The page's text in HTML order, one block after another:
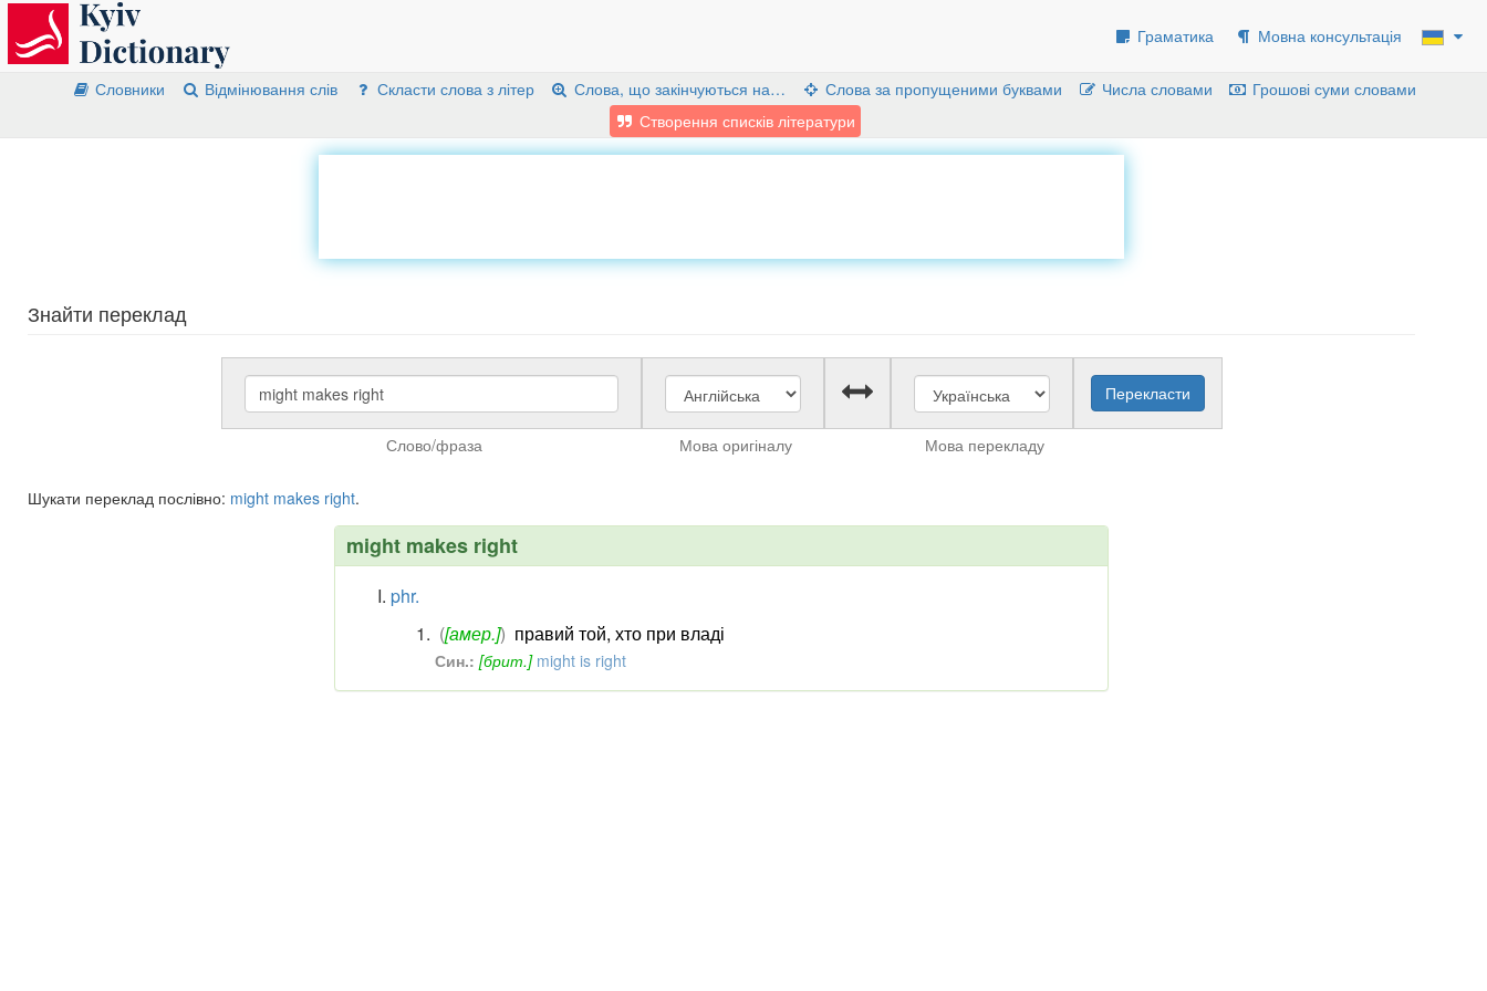
Граматика Мовна консультація
Словники Відмінювання слів Скласти слова з літер Слова, що закінчуються на… Слова за пропущеними буквами Числа словами
Грошові суми словами
Створення списків літератури
Знайти переклад
Слово/фраза Мова оригіналу Мова перекладу
Шукати переклад послівно: might makes right.
might makes right
phr.
([амер.]) правий той, хто при владі
Син.: [брит.] might is right